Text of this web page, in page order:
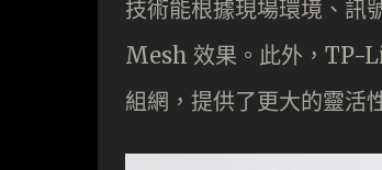
技術能根據現場環境、訊
Mesh 效果。此外，TP-
組網，提供了更大的靈活